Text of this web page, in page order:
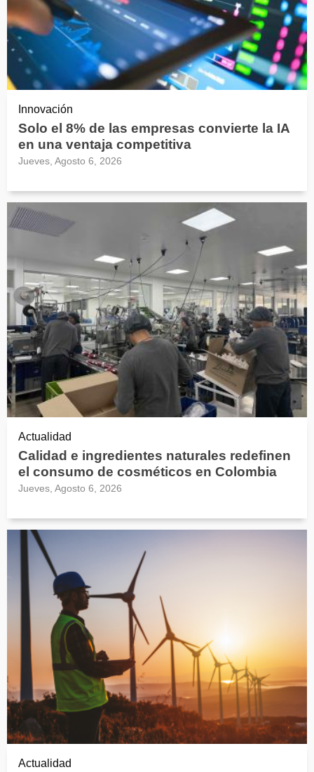
Innovación
Solo el 8% de las empresas convierte la IA
en una ventaja competitiva
Jueves, Agosto 6, 2026
Actualidad
Calidad e ingredientes naturales redefinen
el consumo de cosméticos en Colombia
Jueves, Agosto 6, 2026
Actualidad